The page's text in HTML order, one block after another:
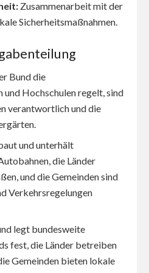
Zusammenarbeit mit der
Sicherheitsmaßnahmen.
Bund die
und Hochschulen regelt, sind
verantwortlich und die
und unterhält
die Länder
und die Gemeinden sind
Verkehrsregelungen
legt bundesweite
fest, die Länder betreiben
Gemeinden bieten lokale